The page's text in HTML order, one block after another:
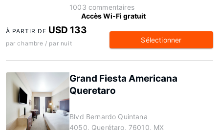
1003 commentaires
Accès Wi-Fi gratuit
À PARTIR DE USD 133
par chambre / par nuit Sélectionner
Grand Fiesta Americana
Queretaro
Blvd Bernardo Quintana
4050, Querétaro, 76010, MX